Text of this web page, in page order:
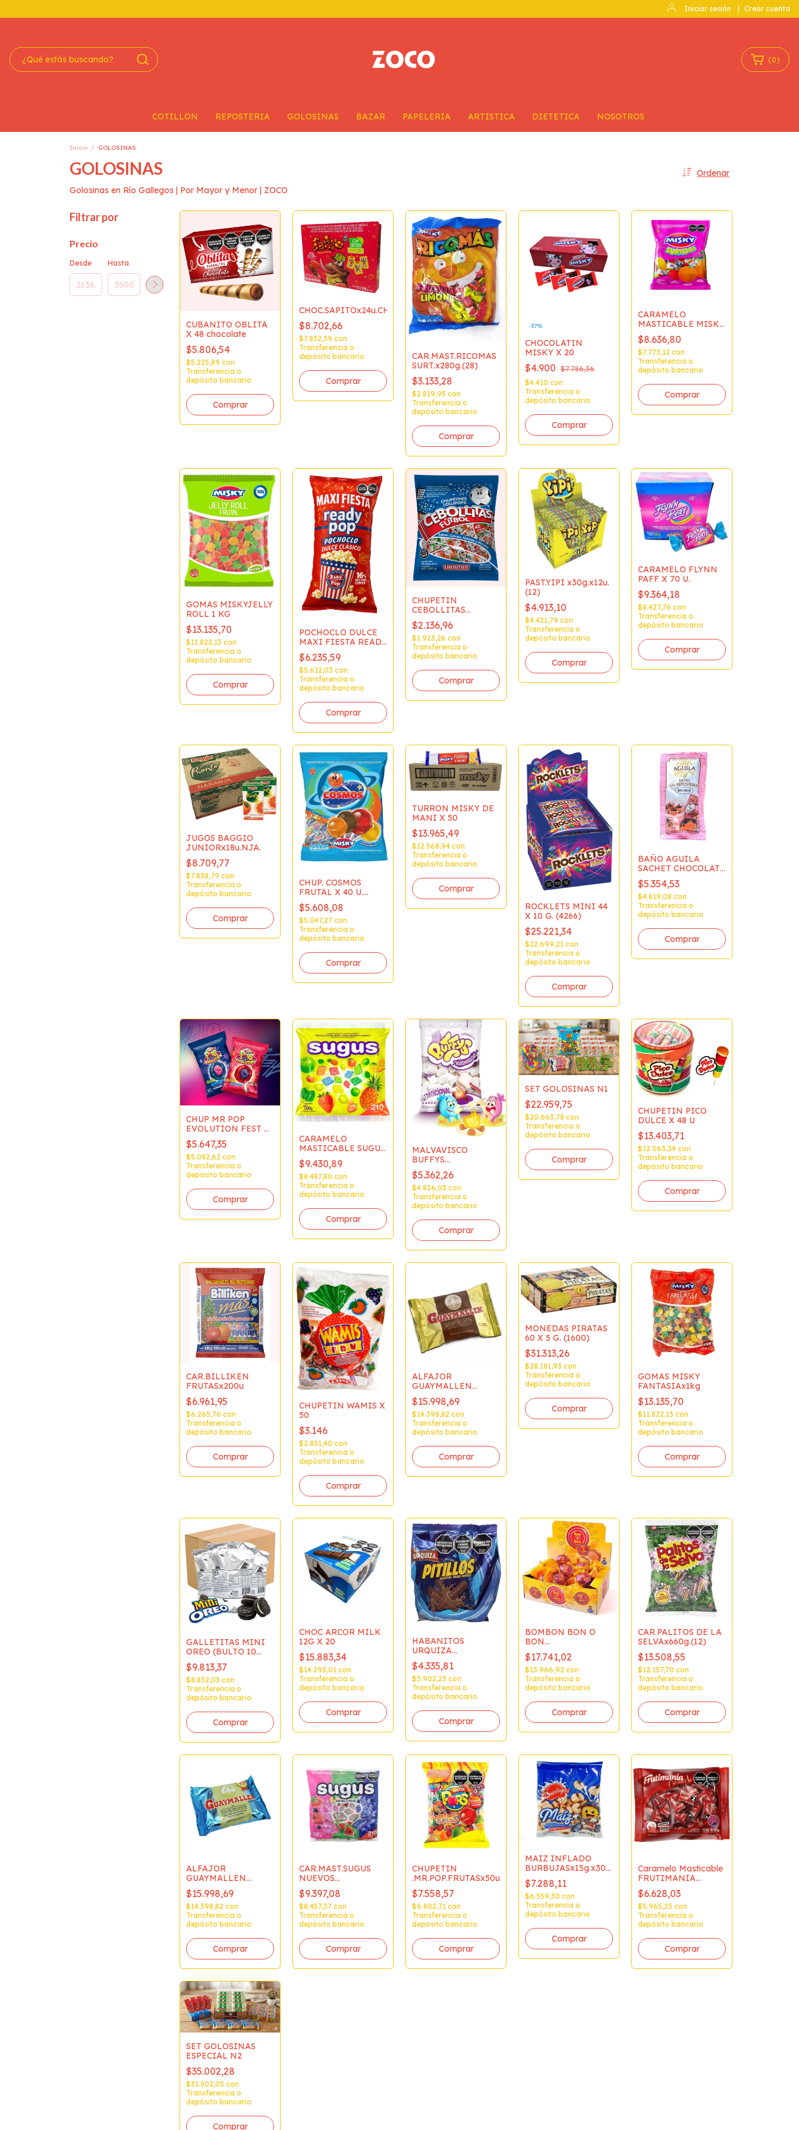
Iniciar sesión Crear cuenta
(0)
COTILLON REPOSTERIA GOLOSINAS BAZAR PAPELERIA ARTISTICA DIETETICA NOSOTROS
Inicio / GOLOSINAS
GOLOSINAS
Ordenar
Golosinas en Río Gallegos | Por Mayor y Menor | ZOCO
Filtrar por
Precio
Desde Hasta
CUBANITO OBLITA
X 48 chocolate
$5.806,54
$5.225,89 con
Transferencia o
depósito bancario
CHOC.SAPITOx24u.CHOCOLATOSO
$8.702,66
$7.832,39 con
Transferencia o
depósito bancario
CAR.MAST.RICOMAS
SURT.x280g.(28)
$3.133,28
$2.819,95 con
Transferencia o
depósito bancario
-37%
CHOCOLATIN
MISKY X 20
$4.900 $7.786,36
$4.410 con
Transferencia o
depósito bancario
CARAMELO
MASTICABLE MISKY
X800GR
$8.636,80
$7.773,12 con
Transferencia o
depósito bancario
GOMAS MISKYJELLY
ROLL 1 KG
$13.135,70
$11.822,13 con
Transferencia o
depósito bancario
POCHOCLO DULCE
MAXI FIESTA READY
POP x280
$6.235,59
$5.612,03 con
Transferencia o
depósito bancario
CHUPETIN
CEBOLLITAS
FUTBOLX 40
$2.136,96
$1.923,26 con
Transferencia o
depósito bancario
PAST.YIPI x30g.x12u.
(12)
$4.913,10
$4.421,79 con
Transferencia o
depósito bancario
CARAMELO FLYNN
PAFF X 70 U.
$9.364,18
$8.427,76 con
Transferencia o
depósito bancario
JUGOS BAGGIO
JUNIORx18u.NJA.
$8.709,77
$7.838,79 con
Transferencia o
depósito bancario
CHUP. COSMOS
FRUTAL X 40 U.
(7903)
$5.608,08
$5.047,27 con
Transferencia o
depósito bancario
TURRON MISKY DE
MANI X 50
$13.965,49
$12.568,94 con
Transferencia o
depósito bancario
ROCKLETS MINI 44
X 10 G. (4266)
$25.221,34
$22.699,21 con
Transferencia o
depósito bancario
BAÑO AGUILA
SACHET CHOCOLATE
CON LECHE SIN
TACC
$5.354,53
$4.819,08 con
Transferencia o
depósito bancario
CHUP MR POP
EVOLUTION FEST X
24 TUTI VS
$5.647,35
$5.082,62 con
Transferencia o
depósito bancario
CARAMELO
MASTICABLE SUGUS
x700grs
$9.430,89
$8.487,80 con
Transferencia o
depósito bancario
MALVAVISCO
BUFFYS
TRADICIONAL
BLANCO x200gr. 835
$5.362,26
$4.826,03 con
Transferencia o
depósito bancario
SET GOLOSINAS N1
$22.959,75
$20.663,78 con
Transferencia o
depósito bancario
CHUPETIN PICO
DULCE X 48 U
$13.403,71
$12.063,34 con
Transferencia o
depósito bancario
CAR.BILLIKEN
FRUTASx200u
$6.961,95
$6.265,76 con
Transferencia o
depósito bancario
CHUPETIN WAMIS X
50
$3.146
$2.831,40 con
Transferencia o
depósito bancario
ALFAJOR
GUAYMALLEN
CHOCOLATE x1 (40u)
x 38grs
$15.998,69
$14.398,82 con
Transferencia o
depósito bancario
MONEDAS PIRATAS
60 X 5 G. (1600)
$31.313,26
$28.181,93 con
Transferencia o
depósito bancario
GOMAS MISKY
FANTASIAx1kg
$13.135,70
$11.822,13 con
Transferencia o
depósito bancario
GALLETITAS MINI
OREO (BULTO 10
x600grs)
$9.813,37
$8.832,03 con
Transferencia o
depósito bancario
CHOC ARCOR MILK
12G X 20
$15.883,34
$14.295,01 con
Transferencia o
depósito bancario
HABANITOS
URQUIZA
CHOCOLATE
FRACCIONADOS
10x200gr(BULTOx2kg)
$4.335,81
$3.902,23 con
Transferencia o
depósito bancario
BOMBON BON O
BON
CLASICOx480g./vs
SABORES
$17.741,02
$15.966,92 con
Transferencia o
depósito bancario
CAR.PALITOS DE LA
SELVAx660g.(12)
$13.508,55
$12.157,70 con
Transferencia o
depósito bancario
ALFAJOR
GUAYMALLEN
BCO.x40u.
$15.998,69
$14.398,82 con
Transferencia o
depósito bancario
CAR.MAST.SUGUS
NUEVOS
SABORESx700g.(8)
$9.397,08
$8.457,37 con
Transferencia o
depósito bancario
CHUPETIN
.MR.POP.FRUTASx50u
$7.558,57
$6.802,71 con
Transferencia o
depósito bancario
MAIZ INFLADO
BURBUJASx15g.x30u.
(10)
$7.288,11
$6.559,30 con
Transferencia o
depósito bancario
Caramelo Masticable
FRUTIMANIA
CRUNCH Frutilla
x100u.
$6.628,03
$5.965,23 con
Transferencia o
depósito bancario
SET GOLOSINAS
ESPECIAL N2
$35.002,28
$31.502,05 con
Transferencia o
depósito bancario